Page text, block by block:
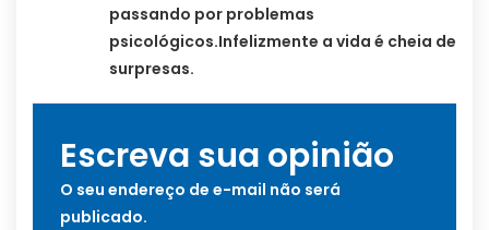
passando por problemas
psicológicos.Infelizmente a vida é cheia de
surpresas.
Escreva sua opinião
O seu endereço de e-mail não será
publicado.